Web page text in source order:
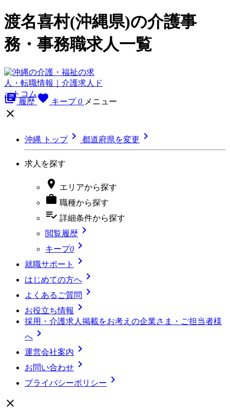
渡名喜村(沖縄県)の介護事
務・事務職求人一覧
library_books 履歴 favorite キープ 0 メニュー

沖縄 トップ 都道府県を変更 
求人を探す
 エリアから探す
 職種から探す
playlist_add_check 詳細条件から探す
閲覧履歴 
キープ0 
就職サポート 
はじめての方へ 
よくあるご質問 
お役立ち情報 
採用・介護求人掲載をお考えの企業さま・ご担当者様
へ 
運営会社案内 
お問い合わせ 
プライバシーポリシー 
